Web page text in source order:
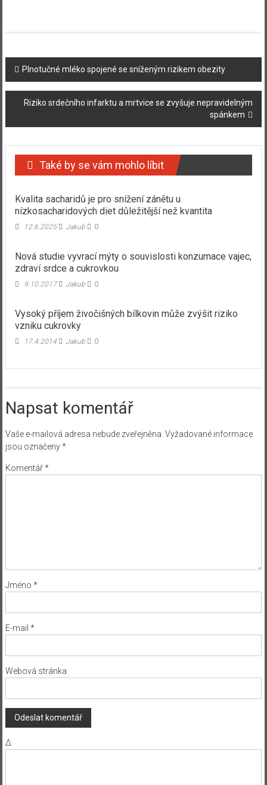
Navigace
příspěvku
Plnotučné mléko spojené se sníženým rizikem obezity
Riziko srdečního infarktu a mrtvice se zvyšuje nepravidelným
spánkem
Také by se vám mohlo líbit
Kvalita sacharidů je pro snížení zánětu u
nízkosacharidových diet důležitější než kvantita
12.6.2025 Jakub 0
Nová studie vyvrací mýty o souvislosti konzumace vajec,
zdraví srdce a cukrovkou
9.10.2017 Jakub 0
Vysoký příjem živočišných bílkovin může zvýšit riziko
vzniku cukrovky
17.4.2014 Jakub 0
Napsat komentář
Vaše e-mailová adresa nebude zveřejněna. Vyžadované informace
jsou označeny*
Komentář*
Jméno *
E-mail *
Webová stránka
Δ